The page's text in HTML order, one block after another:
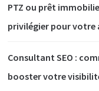
PTZ ou prêt
privilégier pour votre
Consultant SEO :
booster votre